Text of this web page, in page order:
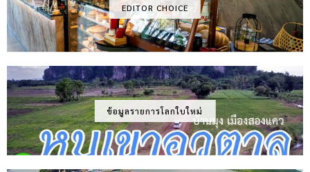
EDITOR CHOICE
ข้อมูลรายการโลกใบใหม่